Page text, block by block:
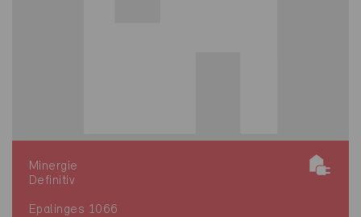
Minergie
Definitiv
Epalinges 1066